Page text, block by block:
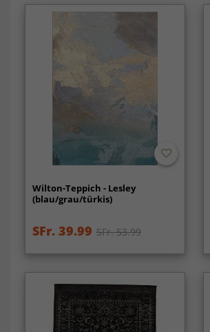
Wilton-Teppich - Lesley
(blau/grau/türkis)
SFr. 39.99 SFr. 53.99